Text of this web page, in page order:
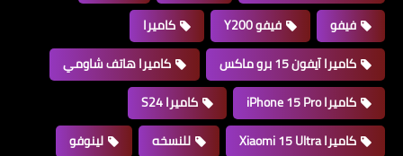
فيفو
فيفو Y200
كاميرا
كاميرا آيفون 15 برو ماكس
كاميرا هاتف شاومي
كاميرا iPhone 15 Pro
كاميرا S24
كاميرا Xiaomi 15 Ultra
للنسخه
لينوفو